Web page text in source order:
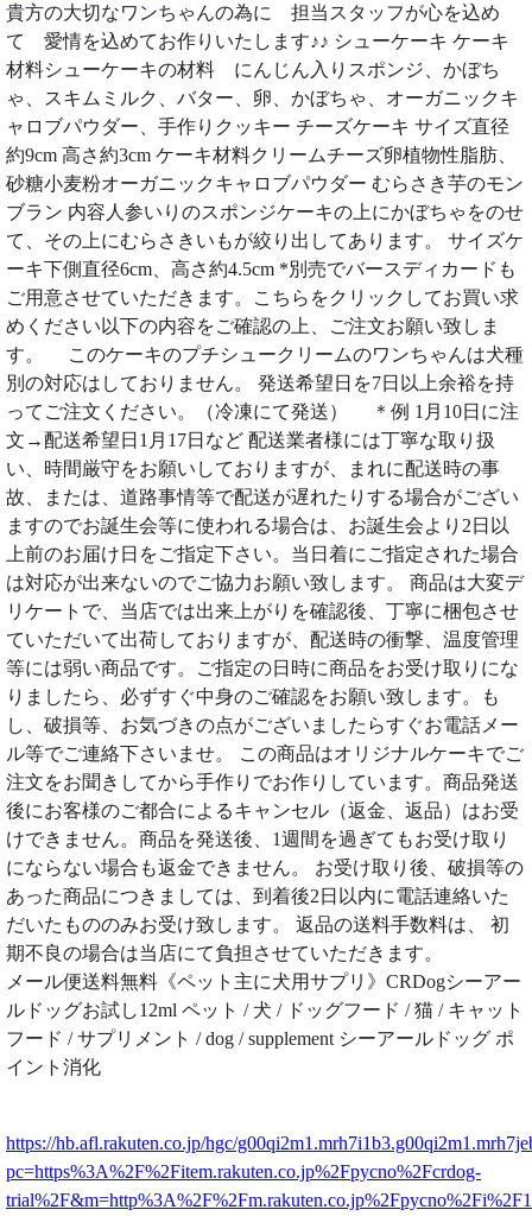
貴方の大切なワンちゃんの為に 担当スタッフが心を込め
て 愛情を込めてお作りいたします♪♪ シューケーキ ケーキ
材料シューケーキの材料 にんじん入りスポンジ、かぼち
ゃ、スキムミルク、バター、卵、かぼちゃ、オーガニックキ
ャロブパウダー、手作りクッキー チーズケーキ サイズ直径
約9cm 高さ約3cm ケーキ材料クリームチーズ卵植物性脂肪、
砂糖小麦粉オーガニックキャロブパウダー むらさき芋のモン
ブラン 内容人参いりのスポンジケーキの上にかぼちゃをのせ
て、その上にむらさきいもが絞り出してあります。 サイズケ
ーキ下側直径6cm、高さ約4.5cm *別売でバースディカードも
ご用意させていただきます。こちらをクリックしてお買い求
めください以下の内容をご確認の上、ご注文お願い致しま
す。 このケーキのプチシュークリームのワンちゃんは犬種
別の対応はしておりません。 発送希望日を7日以上余裕を持
ってご注文ください。（冷凍にて発送） ＊例 1月10日に注
文→配送希望日1月17日など 配送業者様には丁寧な取り扱
い、時間厳守をお願いしておりますが、まれに配送時の事
故、または、道路事情等で配送が遅れたりする場合がござい
ますのでお誕生会等に使われる場合は、お誕生会より2日以
上前のお届け日をご指定下さい。当日着にご指定された場合
は対応が出来ないのでご協力お願い致します。 商品は大変デ
リケートで、当店では出来上がりを確認後、丁寧に梱包させ
ていただいて出荷しておりますが、配送時の衝撃、温度管理
等には弱い商品です。ご指定の日時に商品をお受け取りにな
りましたら、必ずすぐ中身のご確認をお願い致します。も
し、破損等、お気づきの点がございましたらすぐお電話メー
ル等でご連絡下さいませ。 この商品はオリジナルケーキでご
注文をお聞きしてから手作りでお作りしています。商品発送
後にお客様のご都合によるキャンセル（返金、返品）はお受
けできません。商品を発送後、1週間を過ぎてもお受け取り
にならない場合も返金できません。 お受け取り後、破損等の
あった商品につきましては、到着後2日以内に電話連絡いた
だいたもののみお受け致します。 返品の送料手数料は、 初
期不良の場合は当店にて負担させていただきます。
メール便送料無料《ペット主に犬用サプリ》CRDogシーアー
ルドッグお試し12ml ペット / 犬 / ドッグフード / 猫 / キャット
フード / サプリメント / dog / supplement シーアールドッグ ポ
イント消化
https://hb.afl.rakuten.co.jp/hgc/
pc=https%3A%2F%2Fitem.rakuten.co.jp%2Fpycno%2Fcrdog-